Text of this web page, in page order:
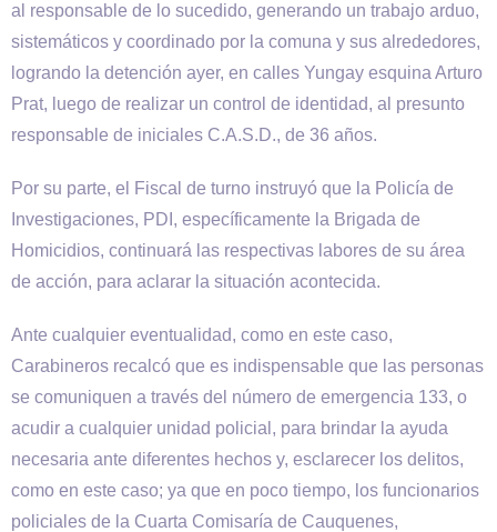
al responsable de lo sucedido, generando un trabajo arduo,
sistemáticos y coordinado por la comuna y sus alrededores,
logrando la detención ayer, en calles Yungay esquina Arturo
Prat, luego de realizar un control de identidad, al presunto
responsable de iniciales C.A.S.D., de 36 años.
Por su parte, el Fiscal de turno instruyó que la Policía de
Investigaciones, PDI, específicamente la Brigada de
Homicidios, continuará las respectivas labores de su área
de acción, para aclarar la situación acontecida.
Ante cualquier eventualidad, como en este caso,
Carabineros recalcó que es indispensable que las personas
se comuniquen a través del número de emergencia 133, o
acudir a cualquier unidad policial, para brindar la ayuda
necesaria ante diferentes hechos y, esclarecer los delitos,
como en este caso; ya que en poco tiempo, los funcionarios
policiales de la Cuarta Comisaría de Cauquenes,